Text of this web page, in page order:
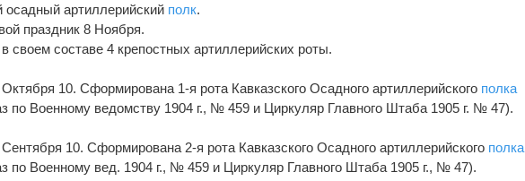
осадный артиллерийский полк.
праздник 8 Ноября.
своем составе 4 крепостных артиллерийских роты.
Октября 10. Сформирована 1-я рота Кавказского Осадного артиллерийского полка
по Военному ведомству 1904 г., № 459 и Циркуляр Главного Штаба 1905 г. № 47).
Сентября 10. Сформирована 2-я рота Кавказского Осадного артиллерийского полка
по Военному вед. 1904 г., № 459 и Циркуляр Главного Штаба 1905 г., № 47).